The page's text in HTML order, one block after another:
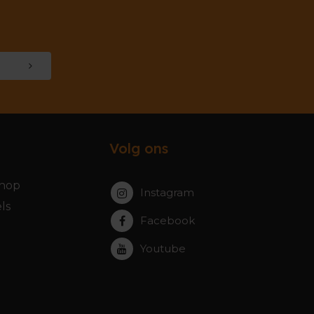
Volg ons
Instagram
Facebook
Youtube